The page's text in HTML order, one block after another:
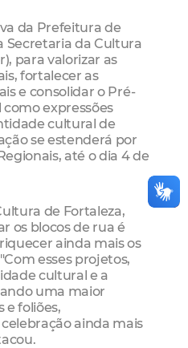
da Prefeitura de
Secretaria da Cultura
para valorizar as
fortalecer as
e consolidar o Pré-
como expressões
cultural de
se estenderá por
até o dia 4 de
de Fortaleza,
os blocos de rua é
ainda mais os
esses projetos,
cultural e a
uma maior
foliões,
ainda mais